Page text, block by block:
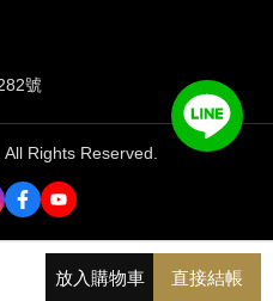
直接結帳
放入購物車
號
Rights Reserved.
0